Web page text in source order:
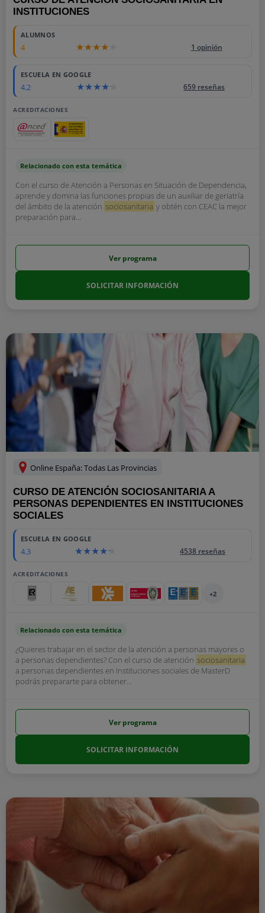
INSTITUCIONES
ALUMNOS
4 1 opinión
ESCUELA EN GOOGLE
4.2 659 reseñas
ACREDITACIONES
Relacionado con esta temática
Con el curso de Atención a Personas en Situación de Dependencia,
aprende y domina las funciones propias de un auxiliar de geriatría
del ámbito de la atención sociosanitaria y obtén con CEAC la mejor
preparación para...
Ver programa
SOLICITAR INFORMACIÓN
Online España: Todas Las Provincias
CURSO DE ATENCIÓN SOCIOSANITARIA A
PERSONAS DEPENDIENTES EN INSTITUCIONES
SOCIALES
ESCUELA EN GOOGLE
4.3 4538 reseñas
ACREDITACIONES
+2
Relacionado con esta temática
¿Quieres trabajar en el sector de la atención a personas mayores o
a personas dependientes? Con el curso de atención sociosanitaria
a personas dependientes en Instituciones sociales de MasterD
podrás prepararte para obtener...
Ver programa
SOLICITAR INFORMACIÓN